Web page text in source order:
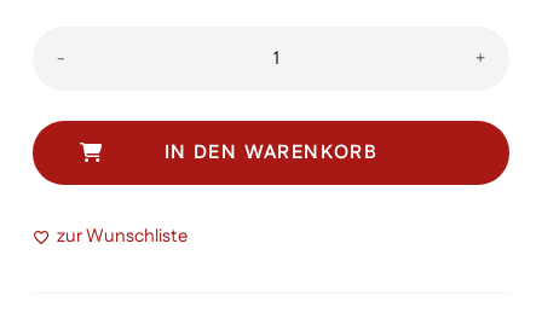
-
Steakmesser
Wellenschliff
Menge
+
IN DEN WARENKORB
zur Wunschliste